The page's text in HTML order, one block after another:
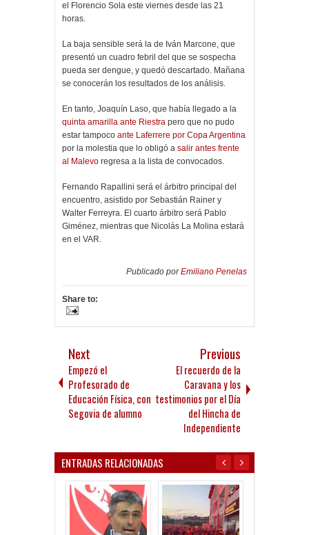
el Florencio Sola este viernes desde las 21
horas.
La baja sensible será la de Iván Marcone, que
presentó un cuadro febril del que se sospecha
pueda ser dengue, y quedó descartado. Mañana
se conocerán los resultados de los análisis.
En tanto, Joaquín Laso, que había llegado a la
quinta amarilla ante Riestra pero que no pudo
estar tampoco ante Laferrere por Copa Argentina
por la molestia que lo obligó a salir antes frente
al Malevo regresa a la lista de convocados.
Fernando Rapallini será el árbitro principal del
encuentro, asistido por Sebastián Rainer y
Walter Ferreyra. El cuarto árbitro será Pablo
Giménez, mientras que Nicolás La Molina estará
en el VAR.
Publicado porEmiliano Penelas
Share to:
Next
Empezó el
Profesorado de
Educación Física, con
Segovia de alumno
Previous
El recuerdo de la
Caravana y los
testimonios por el Día
del Hincha de
Independiente
ENTRADAS RELACIONADAS